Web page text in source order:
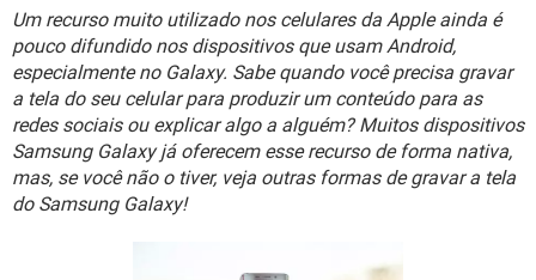
INSTAGRAM GMAIL
GUIA DE COMPRAS
OUTLOOK EXCEL
INSTAGRAM GMAIL
GUIA DE COMPRAS
JOGOS WHATSAPP
CELULAR FACEBOOK
OUTLOOK EXCEL
INSTAGRAM GMAIL
GUIA DE COMPRAS
Um recurso muito utilizado nos celulares da Apple ainda é
pouco difundido nos dispositivos que usam Android,
especialmente no Galaxy. Sabe quando você precisa gravar
a tela do seu celular para produzir um conteúdo para as
redes sociais ou explicar algo a alguém? Muitos dispositivos
Samsung Galaxy já oferecem esse recurso de forma nativa,
mas, se você não o tiver, veja outras formas de gravar a tela
do Samsung Galaxy!